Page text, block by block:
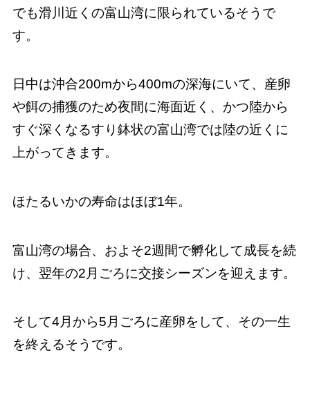
でも滑川近くの富山湾に限られているそうで
す。
日中は沖合200mから400mの深海にいて、産卵
や餌の捕獲のため夜間に海面近く、かつ陸から
すぐ深くなるすり鉢状の富山湾では陸の近くに
上がってきます。
ほたるいかの寿命はほぼ1年。
富山湾の場合、およそ2週間で孵化して成長を続
け、翌年の2月ごろに交接シーズンを迎えます。
そして4月から5月ごろに産卵をして、その一生
を終えるそうです。